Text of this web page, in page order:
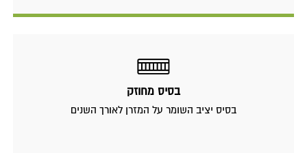
בסיס מחוזק
בסיס יציב השומר על המזרן לאורך השנים